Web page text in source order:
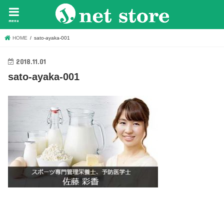
menu
HOME sato-ayaka-001
2018.11.01
sato-ayaka-001